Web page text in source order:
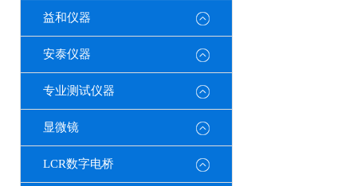
益和仪器
安泰仪器
专业测试仪器
显微镜
LCR数字电桥